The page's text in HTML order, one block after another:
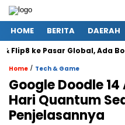
HOME BERITA DAERAH
ke Pasar Global, Ada
Home / Tech & Game
Google Doodle
Hari Quantum
Penjelasannya